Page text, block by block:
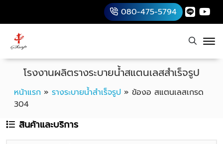
080-475-5794
หน้าแรก » รางระบายน้ำสำเร็จรูป » ข้องอ สแตนเลสเกรด
304
โรงงานผลิตรางระบายน้ำสแตนเลสสำเร็จรูป
สินค้าและบริการ